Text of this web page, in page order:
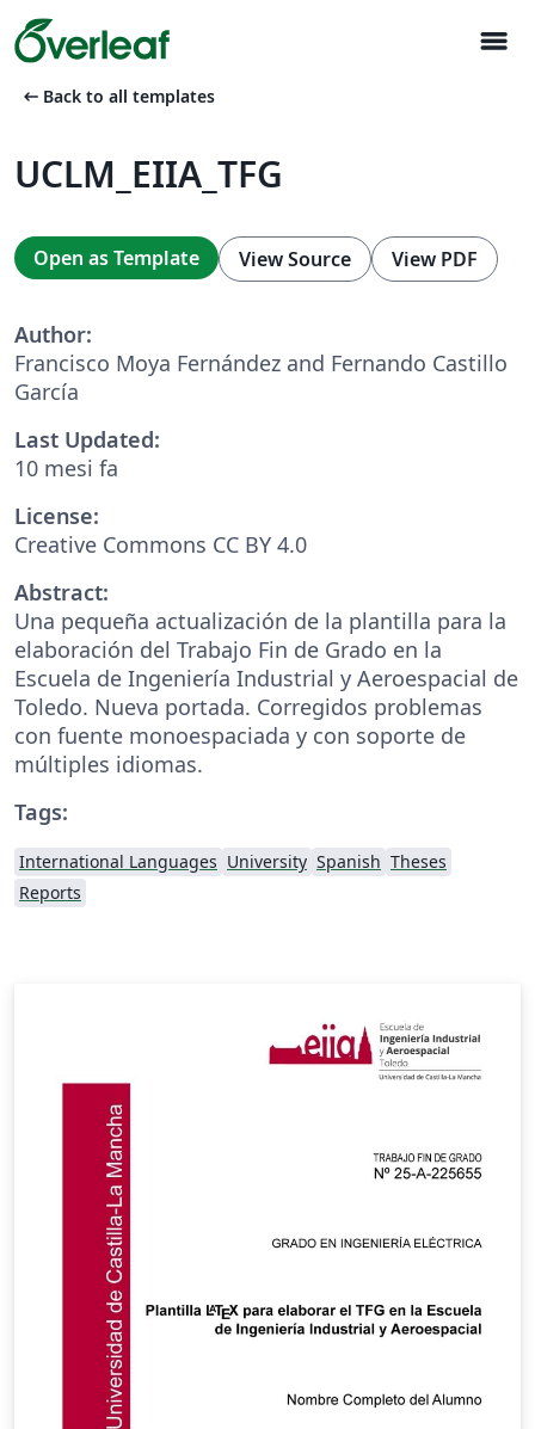
menu
arrow_left_alt Back to all templates
UCLM_EIIA_TFG
Open as Template View Source View PDF
Author:
Francisco Moya Fernández and Fernando Castillo
García
Last Updated:
10 mesi fa
License:
Creative Commons CC BY 4.0
Abstract:
Una pequeña actualización de la plantilla para la
elaboración del Trabajo Fin de Grado en la
Escuela de Ingeniería Industrial y Aeroespacial de
Toledo. Nueva portada. Corregidos problemas
con fuente monoespaciada y con soporte de
múltiples idiomas.
Tags:
International Languages University Spanish Theses
Reports